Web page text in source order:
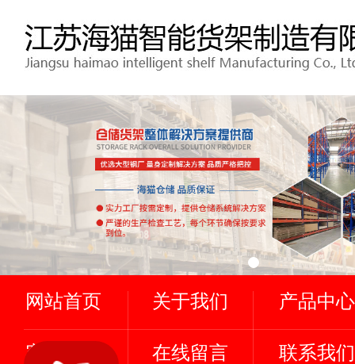
网站首页 关于我们 产品中心
客户案例 在线留言 联系我们